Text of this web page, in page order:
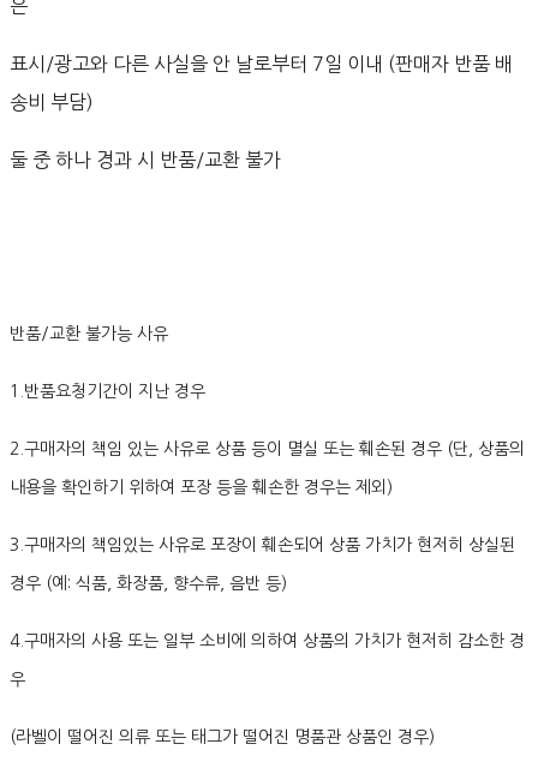
은
표시/광고와 다른 사실을 안 날로부터 7일 이내 (판매자 반품 배
송비 부담)
둘 중 하나 경과 시 반품/교환 불가
반품/교환 불가능 사유
1.반품요청기간이 지난 경우
2.구매자의 책임 있는 사유로 상품 등이 멸실 또는 훼손된 경우 (단, 상품의
내용을 확인하기 위하여 포장 등을 훼손한 경우는 제외)
3.구매자의 책임있는 사유로 포장이 훼손되어 상품 가치가 현저히 상실된
경우 (예: 식품, 화장품, 향수류, 음반 등)
4.구매자의 사용 또는 일부 소비에 의하여 상품의 가치가 현저히 감소한 경
우
(라벨이 떨어진 의류 또는 태그가 떨어진 명품관 상품인 경우)